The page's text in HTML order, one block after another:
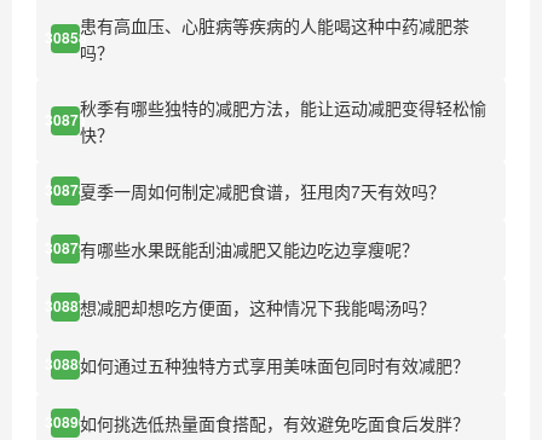
30858
患有高血压、心脏病等疾病的人能喝这种中药减肥茶
吗？
30871
秋季有哪些独特的减肥方法，能让运动减肥变得轻松愉
快？
30878夏季一周如何制定减肥食谱，狂甩肉7天有效吗？
30879有哪些水果既能刮油减肥又能边吃边享瘦呢？
30887想减肥却想吃方便面，这种情况下我能喝汤吗？
30889如何通过五种独特方式享用美味面包同时有效减肥？
30890如何挑选低热量面食搭配，有效避免吃面食后发胖？